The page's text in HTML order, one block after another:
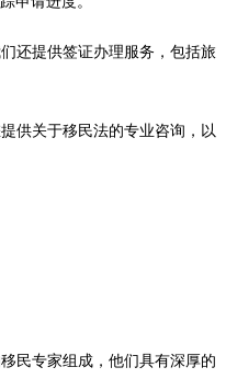
还提供签证办理服务，包括旅
供关于移民法的专业咨询，以
民专家组成，他们具有深厚的